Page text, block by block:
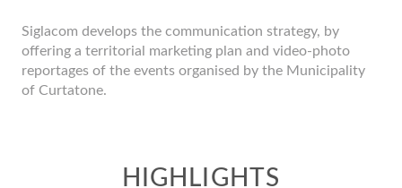
Siglacom develops the communication strategy, by
offering a territorial marketing plan and video-photo
reportages of the events organised by the Municipality
of Curtatone.